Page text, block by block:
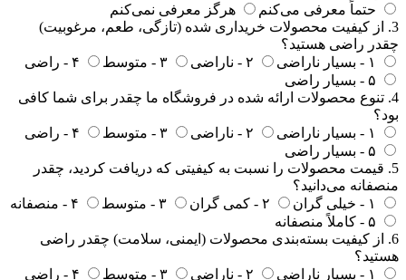
حتماً معرفی می‌کنم
هرگز معرفی نمی‌کنم
3. از کیفیت محصولات خریداری شده (تازگی، طعم، مرغوبیت)
چقدر راضی هستید؟
۱ - بسیار ناراضی
۲ - ناراضی ۳ - متوسط
۴ - راضی
۵ - بسیار راضی
4. تنوع محصولات ارائه‌ شده در فروشگاه ما چقدر برای شما کافی
بود؟
۱ - بسیار ناراضی
۲ - ناراضی ۳ - متوسط
۴ - راضی
۵ - بسیار راضی
5. قیمت محصولات را نسبت به کیفیتی که دریافت کردید، چقدر
منصفانه می‌دانید؟
۱ - خیلی گران
۲ - کمی گران ۳ - متوسط
۴ - منصفانه
۵ - کاملاً منصفانه
6. از کیفیت بسته‌بندی محصولات (ایمنی، سلامت) چقدر راضی
هستید؟
۱ - بسیار ناراضی
۲ - ناراضی ۳ - متوسط
۴ - راضی